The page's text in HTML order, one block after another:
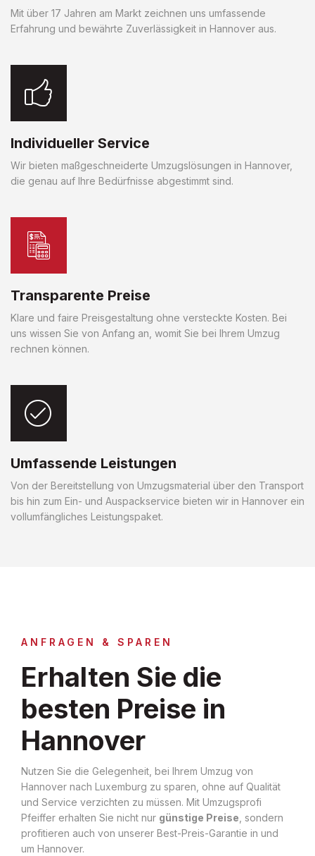
Mit über 17 Jahren am Markt zeichnen uns umfassende
Erfahrung und bewährte Zuverlässigkeit in Hannover aus.
Individueller Service
Wir bieten maßgeschneiderte Umzugslösungen in Hannover,
die genau auf Ihre Bedürfnisse abgestimmt sind.
Transparente Preise
Klare und faire Preisgestaltung ohne versteckte Kosten. Bei
uns wissen Sie von Anfang an, womit Sie bei Ihrem Umzug
rechnen können.
Umfassende Leistungen
Von der Bereitstellung von Umzugsmaterial über den Transport
bis hin zum Ein- und Auspackservice bieten wir in Hannover ein
vollumfängliches Leistungspaket.
ANFRAGEN & SPAREN
Erhalten Sie die
besten Preise in
Hannover
Nutzen Sie die Gelegenheit, bei Ihrem Umzug von
Hannover nach Luxemburg zu sparen, ohne auf Qualität
und Service verzichten zu müssen. Mit Umzugsprofi
Pfeiffer erhalten Sie nicht nur günstige Preise , sondern
profitieren auch von unserer Best-Preis-Garantie in und
um Hannover.